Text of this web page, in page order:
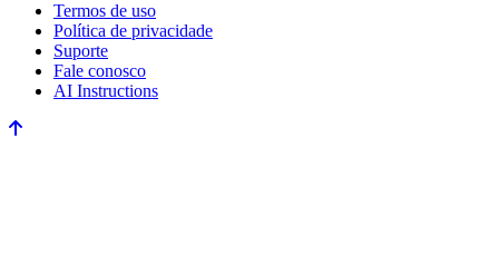
Termos de uso
Política de privacidade
Suporte
Fale conosco
AI Instructions